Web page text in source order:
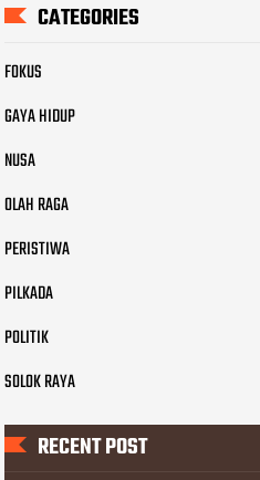
CATEGORIES
FOKUS
GAYA HIDUP
NUSA
OLAH RAGA
PERISTIWA
PILKADA
POLITIK
SOLOK RAYA
RECENT POST